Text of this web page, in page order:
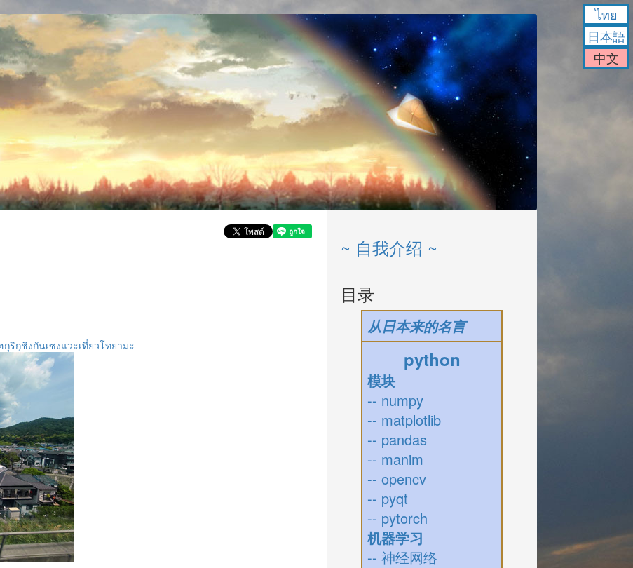
ริกุชิงกันเซงแวะเที่ยวโทยามะ
~ 自我介绍 ~
目录
从日本来的名言
python
模块
-- numpy
-- matplotlib
-- pandas
-- manim
-- opencv
-- pyqt
-- pytorch
机器学习
-- 神经网络
ไทย
日本語
中文